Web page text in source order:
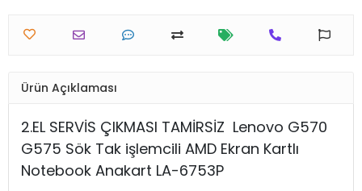
Ürün Açıklaması
2.EL SERVİS ÇIKMASI TAMİRSİZ Lenovo G570
G575 Sök Tak işlemcili AMD Ekran Kartlı
Notebook Anakart LA-6753P